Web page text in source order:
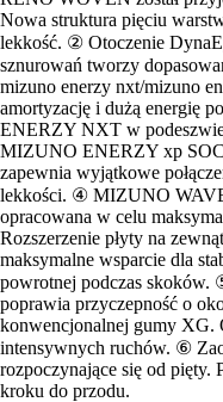
Nowa struktura pięciu
lekkość. ② Otoczenie
sznurowań tworzy
mizuno enerzy nxt/mizuno
amortyzację i dużą energię
ENERZY NXT w
MIZUNO ENERZY xp
zapewnia wyjątkowe
lekkości. ④ MIZUNO
opracowana w celu
Rozszerzenie płyty na
maksymalne wsparcie dla
powrotnej podczas
poprawia przyczepność o
konwencjonalnej gumy XG.
intensywnych ruchów. ⑥
rozpoczynające się od pięty.
kroku do przodu.